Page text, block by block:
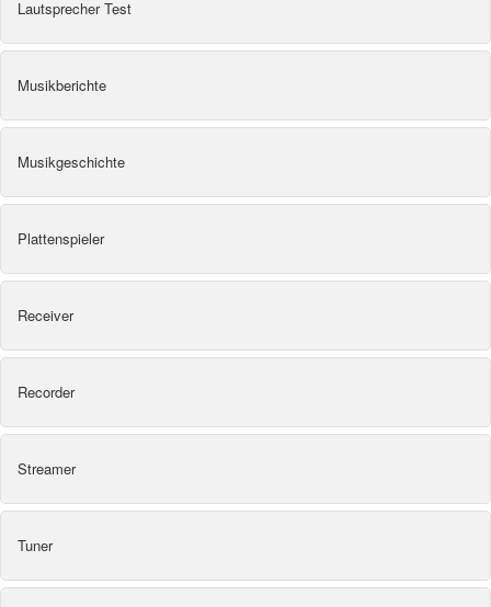
Lautsprecher Test
Musikberichte
Musikgeschichte
Plattenspieler
Receiver
Recorder
Streamer
Tuner